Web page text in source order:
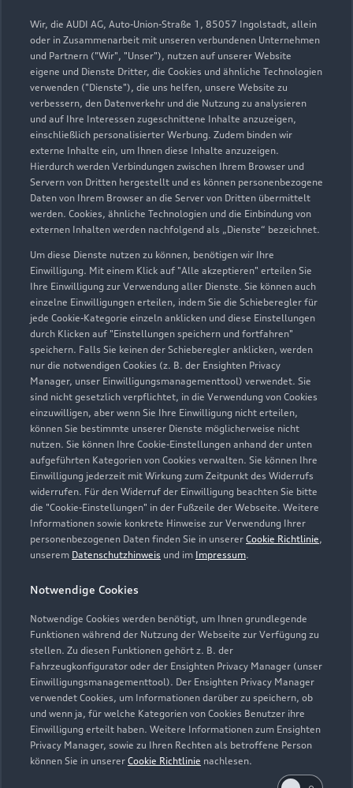
Wir, die AUDI AG, Auto-Union-Straße 1, 85057 Ingolstadt, allein
oder in Zusammenarbeit mit unseren verbundenen Unternehmen
und Partnern ("Wir", "Unser"), nutzen auf unserer Website
eigene und Dienste Dritter, die Cookies und ähnliche Technologien
verwenden ("Dienste"), die uns helfen, unsere Website zu
verbessern, den Datenverkehr und die Nutzung zu analysieren
und auf Ihre Interessen zugeschnittene Inhalte anzuzeigen,
einschließlich personalisierter Werbung. Zudem binden wir
externe Inhalte ein, um Ihnen diese Inhalte anzuzeigen.
Hierdurch werden Verbindungen zwischen Ihrem Browser und
Servern von Dritten hergestellt und es können personenbezogene
Daten von Ihrem Browser an die Server von Dritten übermittelt
werden. Cookies, ähnliche Technologien und die Einbindung von
externen Inhalten werden nachfolgend als „Dienste“ bezeichnet.
Um diese Dienste nutzen zu können, benötigen wir Ihre
Einwilligung. Mit einem Klick auf "Alle akzeptieren" erteilen Sie
Ihre Einwilligung zur Verwendung aller Dienste. Sie können auch
einzelne Einwilligungen erteilen, indem Sie die Schieberegler für
jede Cookie-Kategorie einzeln anklicken und diese Einstellungen
durch Klicken auf "Einstellungen speichern und fortfahren"
speichern. Falls Sie keinen der Schieberegler anklicken, werden
nur die notwendigen Cookies (z. B. der Ensighten Privacy
Manager, unser Einwilligungsmanagementtool) verwendet. Sie
sind nicht gesetzlich verpflichtet, in die Verwendung von Cookies
einzuwilligen, aber wenn Sie Ihre Einwilligung nicht erteilen,
können Sie bestimmte unserer Dienste möglicherweise nicht
nutzen. Sie können Ihre Cookie-Einstellungen anhand der unten
aufgeführten Kategorien von Cookies verwalten. Sie können Ihre
Einwilligung jederzeit mit Wirkung zum Zeitpunkt des Widerrufs
widerrufen. Für den Widerruf der Einwilligung beachten Sie bitte
die "Cookie-Einstellungen" in der Fußzeile der Webseite. Weitere
Informationen sowie konkrete Hinweise zur Verwendung Ihrer
personenbezogenen Daten finden Sie in unserer Cookie Richtlinie,
unserem Datenschutzhinweis und im Impressum.
Notwendige Cookies
Notwendige Cookies werden benötigt, um Ihnen grundlegende
Funktionen während der Nutzung der Webseite zur Verfügung zu
stellen. Zu diesen Funktionen gehört z. B. der
Fahrzeugkonfigurator oder der Ensighten Privacy Manager (unser
Einwilligungsmanagementtool). Der Ensighten Privacy Manager
verwendet Cookies, um Informationen darüber zu speichern, ob
und wenn ja, für welche Kategorien von Cookies Benutzer ihre
Einwilligung erteilt haben. Weitere Informationen zum Ensighten
Privacy Manager, sowie zu Ihren Rechten als betroffene Person
können Sie in unserer Cookie Richtlinie nachlesen.
Geschlossen ,öffnet am Montag 08:00
Verkauf
Geschlossen,öffnet am Samstag 09:00
Zur Inspektion
Zur Reparatur
Zurück nach oben
Modelle